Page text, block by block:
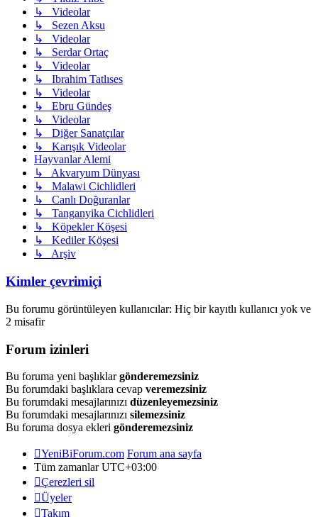
↳ Videolar
↳ Sezen Aksu
↳ Videolar
↳ Serdar Ortaç
↳ Videolar
↳ Ibrahim Tatlıses
↳ Videolar
↳ Ebru Gündeş
↳ Videolar
↳ Diğer Sanatçılar
↳ Karışık Videolar
Hayvanlar Alemi
↳ Akvaryum Dünyası
↳ Malawi Cichlidleri
↳ Canlı Doğuranlar
↳ Tanganyika Cichlidleri
↳ Köpekler Köşesi
↳ Kediler Köşesi
↳ Arşiv
Kimler çevrimiçi
Bu forumu görüntüleyen kullanıcılar: Hiç bir kayıtlı kullanıcı yok ve
2 misafir
Forum izinleri
Bu foruma yeni başlıklargönderemezsiniz
Bu forumdaki başlıklara cevap veremezsiniz
Bu forumdaki mesajlarınızı düzenleyemezsiniz
Bu forumdaki mesajlarınızı silemezsiniz
Bu foruma dosya ekleri gönderemezsiniz
YeniBiForum.com Forum ana sayfa
Tüm zamanlarUTC+03:00
Çerezleri sil
Üyeler
Takım